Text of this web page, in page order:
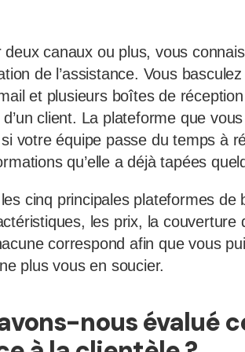
canaux ou plus, vous
de l’assistance. Vous
et plusieurs boîtes de
client. La plateforme que
votre équipe passe du temps à
qu’elle a déjà tapées
cinq principales plateformes de
les prix, la couverture
correspond afin que vous
plus vous en soucier.
nous évalué